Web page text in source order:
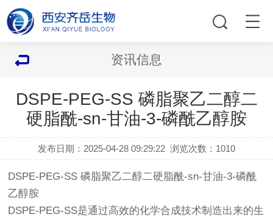
资讯信息
DSPE-PEG-SS 磷脂聚乙二醇二
硬脂酰-sn-甘油-3-磷酰乙醇胺
发布日期：2025-04-28 09:29:22 浏览次数： 1010
DSPE-PEG-SS 磷脂聚乙二醇二硬脂酰-sn-甘油-3-磷酰
乙醇胺
DSPE-PEG-SS是通过高效的化学合成技术制造出来的生